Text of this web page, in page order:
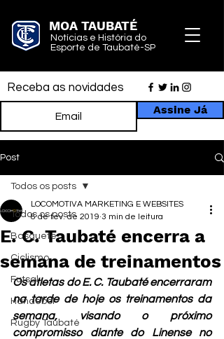
MOA TAUBATÉ
Notícias e História do
Esporte de Taubaté-SP
Receba as novidades
Assine Já
Post
Todos os posts
Basquete
Ciclismo
Futsal
Handebol
Rugby Taubaté
Todos os posts
E. C. Taubaté encerra a
semana de treinamentos
LOCOMOTIVA MARKETING E WEBSITES
8 de fev. de 2019 3 min de leitura
Os atletas do E. C. Taubaté encerraram
na tarde de hoje os treinamentos da
semana, visando o próximo
compromisso diante do Linense no